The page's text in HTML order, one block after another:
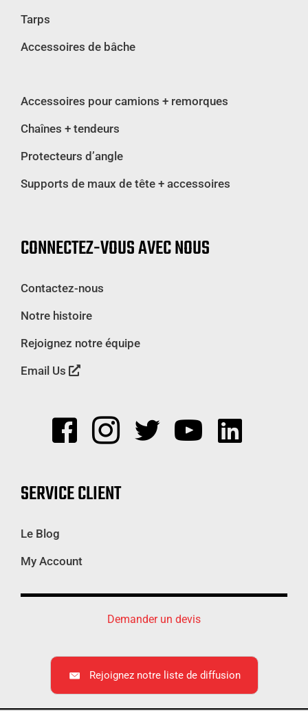
Tarps
Accessoires de bâche
Accessoires pour camions + remorques
Chaînes + tendeurs
Protecteurs d’angle
Supports de maux de tête + accessoires
CONNECTEZ-VOUS AVEC NOUS
Contactez-nous
Notre histoire
Rejoignez notre équipe
Email Us
SERVICE CLIENT
Le Blog
My Account
Demander un devis
Rejoignez notre liste de diffusion